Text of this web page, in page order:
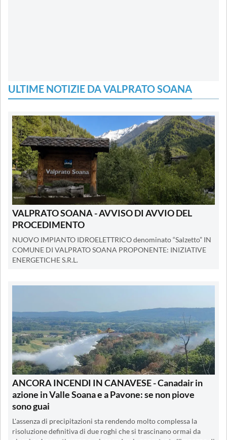
ULTIME NOTIZIE DA VALPRATO SOANA
VALPRATO SOANA - AVVISO DI AVVIO DEL
PROCEDIMENTO
NUOVO IMPIANTO IDROELETTRICO denominato “Salzetto” IN
COMUNE DI VALPRATO SOANA PROPONENTE: INIZIATIVE
ENERGETICHE S.R.L.
ANCORA INCENDI IN CANAVESE - Canadair in
azione in Valle Soana e a Pavone: se non piove
sono guai
L'assenza di precipitazioni sta rendendo molto complessa la
risoluzione definitiva di due roghi che si trascinano ormai da